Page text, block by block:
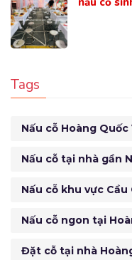
Tags
Nấu cỗ Hoàng
Nấu cỗ tại nhà gần
Nấu cỗ khu vực Cầu
Nấu cỗ ngon tại
Đặt cỗ tại nhà